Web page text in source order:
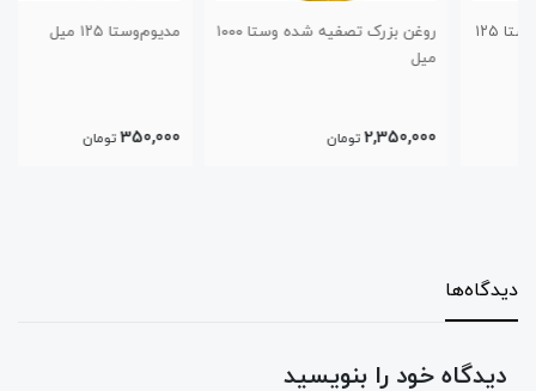
روغن بزرک تصفیه شده وستا ۱۰۰۰
2,350,000 تومان
مدیوم‌وستا ۱۲۵ میل
تومان
دیدگاه‌ها
دیدگاه خود را بنویسید